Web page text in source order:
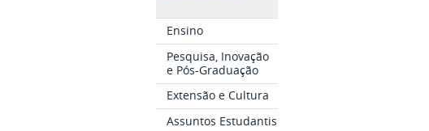
Ensino
Pesquisa, Inovação
e Pós-Graduação
Extensão e Cultura
Assuntos Estudantis